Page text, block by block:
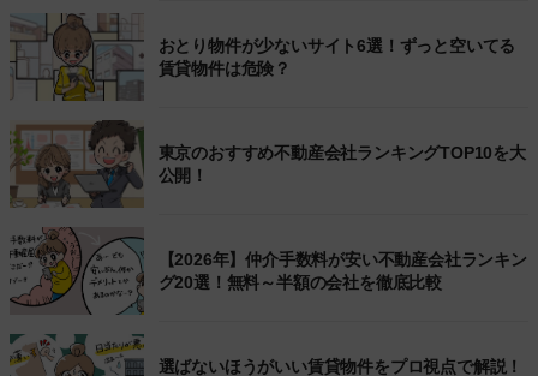
おとり物件が少ないサイト6選！ずっと空いてる
賃貸物件は危険？
東京のおすすめ不動産会社ランキングTOP10を大
公開！
【2026年】仲介手数料が安い不動産会社ランキン
グ20選！無料～半額の会社を徹底比較
選ばないほうがいい賃貸物件をプロ視点で解説！